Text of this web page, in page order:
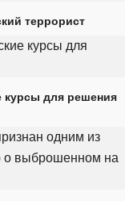
террорист
курсы для решения